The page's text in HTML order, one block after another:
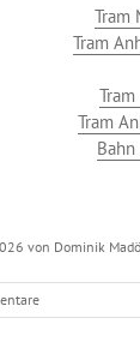
Tram
Tram
Tram
von Dominik